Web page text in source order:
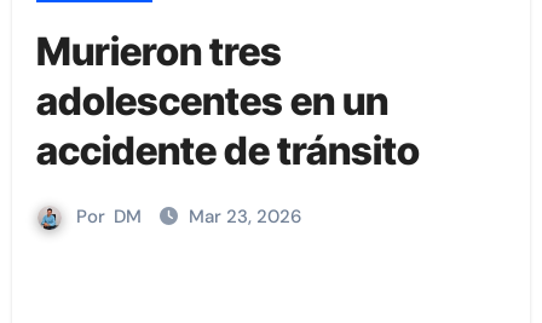
Murieron tres
adolescentes en un
accidente de tránsito
Por DM Mar 23, 2026